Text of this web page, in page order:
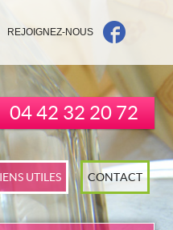
REJOIGNEZ-NOUS
04 42 32 20 72
UTILES CONTACT